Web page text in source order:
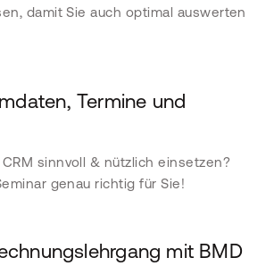
damit Sie auch optimal auswerten
Termine und
sinnvoll & nützlich einsetzen?
genau richtig für Sie!
mit BMD